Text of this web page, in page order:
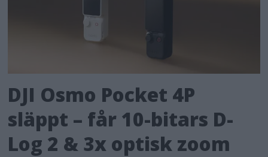
DJI Osmo Pocket 4P
släppt – får 10-bitars D-
Log 2 & 3x optisk zoom